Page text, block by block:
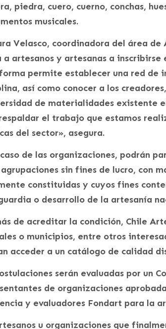
piedra, cuero, cuerno, conchas,
musicales.
Velasco, coordinadora del área de
artesanos y artesanas a inscribirse
permite establecer una red de
así como conocer a los
de materialidades existente
el trabajo que estamos
del sector», asegura.
de las organizaciones, podrán
sin fines de lucro, con
constituidas y cuyos fines
o desarrollo de la artesanía
de acreditar la condición, Chile
o municipios, entre otros
acceder a un catálogo de calidad
serán evaluadas por un
de organizaciones
y evaluadores Fondart para la
u organizaciones que